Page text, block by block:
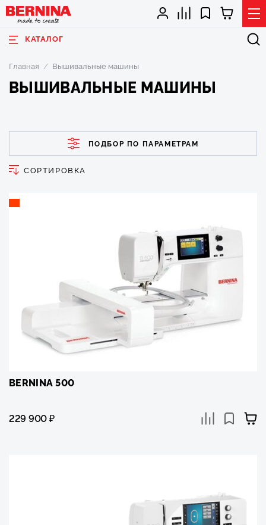
КАТАЛОГ
Главная Вышивальные машины
ВЫШИВАЛЬНЫЕ МАШИНЫ
ПОДБОР ПО ПАРАМЕТРАМ
СОРТИРОВКА
BERNINA 500
229 900₽